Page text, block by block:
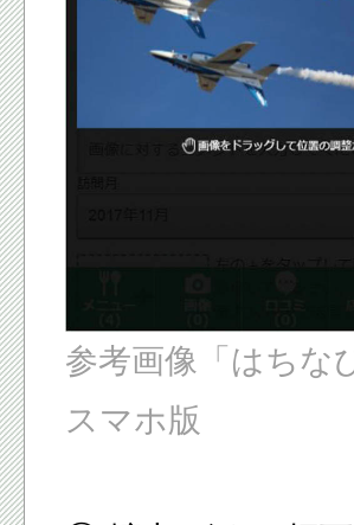
参考画像「はちな
スマホ版